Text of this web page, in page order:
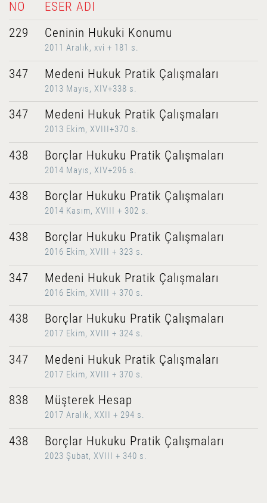
NO
ESER ADI
229
Ceninin Hukuki Konumu
2011 Aralık, xvi + 181 s.
347 Medeni Hukuk Pratik Çalışmaları
2013 Mayıs, XIV+338 s.
347 Medeni Hukuk Pratik Çalışmaları
2013 Ekim, XVIII+370 s.
438 Borçlar Hukuku Pratik Çalışmaları
2014 Mayıs, XIV+296 s.
438 Borçlar Hukuku Pratik Çalışmaları
2014 Kasım, XVIII + 302 s.
438 Borçlar Hukuku Pratik Çalışmaları
2016 Ekim, XVIII + 323 s.
347 Medeni Hukuk Pratik Çalışmaları
2016 Ekim, XVIII + 370 s.
438 Borçlar Hukuku Pratik Çalışmaları
2017 Ekim, XVIII + 324 s.
347 Medeni Hukuk Pratik Çalışmaları
2017 Ekim, XVIII + 370 s.
838 Müşterek Hesap
2017 Aralık, XXII + 294 s.
438 Borçlar Hukuku Pratik Çalışmaları
2023 Şubat, XVIII + 340 s.